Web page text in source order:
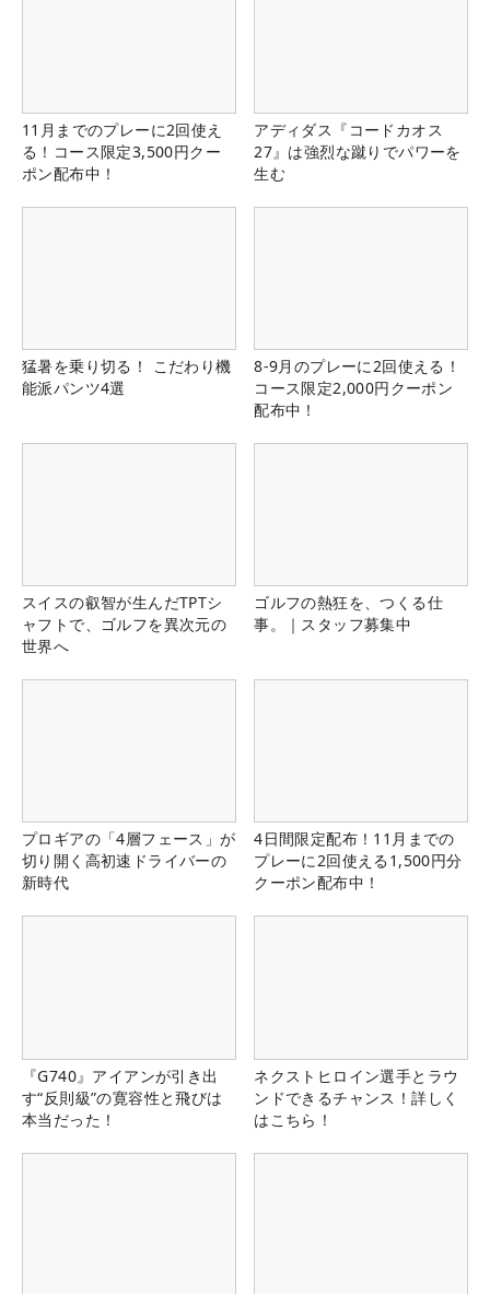
11月までのプレーに2回使え
る！コース限定3,500円クー
ポン配布中！
アディダス『コードカオス
27』は強烈な蹴りでパワーを
生む
猛暑を乗り切る！ こだわり機
能派パンツ4選
8-9月のプレーに2回使える！
コース限定2,000円クーポン
配布中！
スイスの叡智が生んだTPTシ
ャフトで、ゴルフを異次元の
世界へ
ゴルフの熱狂を、つくる仕
事。｜スタッフ募集中
プロギアの「4層フェース」が
切り開く高初速ドライバーの
新時代
4日間限定配布！11月までの
プレーに2回使える1,500円分
クーポン配布中！
『G740』アイアンが引き出
す“反則級”の寛容性と飛びは
本当だった！
ネクストヒロイン選手とラウ
ンドできるチャンス！詳しく
はこちら！